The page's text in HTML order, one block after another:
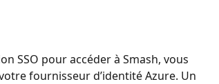
SSO pour accéder à Smash, vous
fournisseur d’identité Azure. Un